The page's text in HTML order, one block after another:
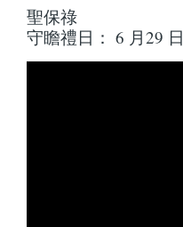
聖保祿
守瞻禮日： 6 月29 日